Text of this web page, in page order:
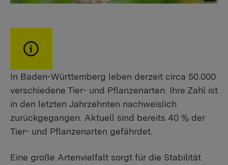
In Baden-Württemberg leben derzeit circa 50.000
verschiedene Tier- und Pflanzenarten. Ihre Zahl ist
in den letzten Jahrzehnten nachweislich
zurückgegangen. Aktuell sind bereits 40 % der
Tier- und Pflanzenarten gefährdet.
Eine große Artenvielfalt sorgt für die Stabilität